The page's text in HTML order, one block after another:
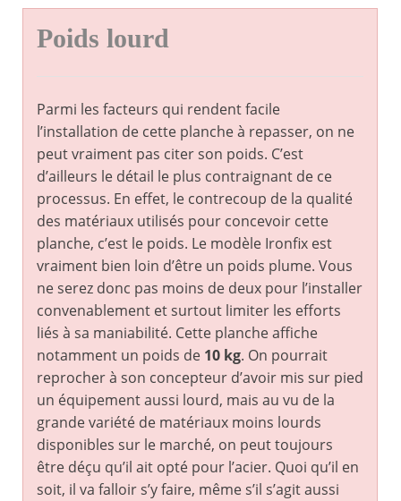
Poids lourd
Parmi les facteurs qui rendent facile
l’installation de cette planche à repasser, on ne
peut vraiment pas citer son poids. C’est
d’ailleurs le détail le plus contraignant de ce
processus. En effet, le contrecoup de la qualité
des matériaux utilisés pour concevoir cette
planche, c’est le poids. Le modèle Ironfix est
vraiment bien loin d’être un poids plume. Vous
ne serez donc pas moins de deux pour l’installer
convenablement et surtout limiter les efforts
liés à sa maniabilité. Cette planche affiche
notamment un poids de 10 kg. On pourrait
reprocher à son concepteur d’avoir mis sur pied
un équipement aussi lourd, mais au vu de la
grande variété de matériaux moins lourds
disponibles sur le marché, on peut toujours
être déçu qu’il ait opté pour l’acier. Quoi qu’il en
soit, il va falloir s’y faire, même s’il s’agit aussi